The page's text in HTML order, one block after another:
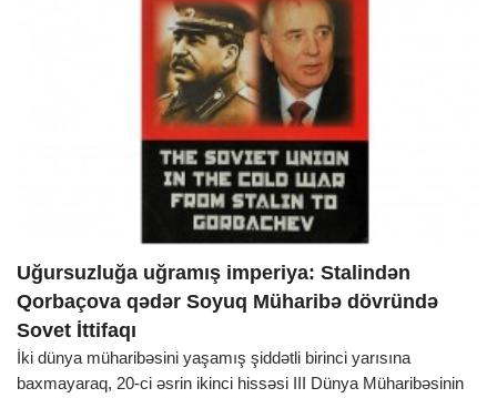
Uğursuzluğa uğramış imperiya: Stalindən
Qorbaçova qədər Soyuq Müharibə dövründə
Sovet İttifaqı
İki dünya müharibəsini yaşamış şiddətli birinci yarısına
baxmayaraq, 20-ci əsrin ikinci hissəsi III Dünya Müharibəsinin